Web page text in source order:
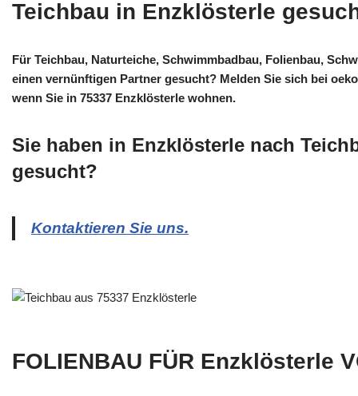
Teichbau in Enzklösterle
Für Teichbau, Naturteiche, Schwimmbadbau, Folienbau,
einen vernünftigen Partner gesucht? Melden Sie sich bei
wenn Sie in 75337 Enzklösterle wohnen.
Sie haben in Enzklösterle nach
gesucht?
Kontaktieren Sie uns.
FOLIENBAU FÜR Enzklösterle